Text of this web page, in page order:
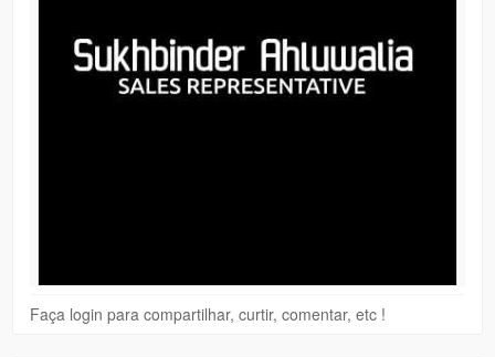
Faça login para compartilhar, curtir, comentar, etc !